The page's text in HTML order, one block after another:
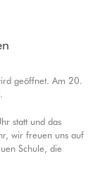
geöffnet. Am 20.
statt und das
wir freuen uns auf
Schule, die